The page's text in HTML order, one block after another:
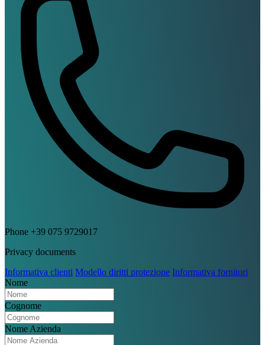
Phone +39 075 9729017
Privacy documents
Informativa clienti Modello diritti protezione Informativa fornitori
Nome
Cognome
Nome Azienda